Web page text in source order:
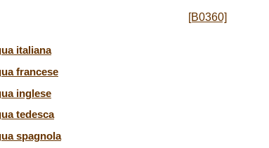
[B0360]
italiana
francese
inglese
tedesca
spagnola